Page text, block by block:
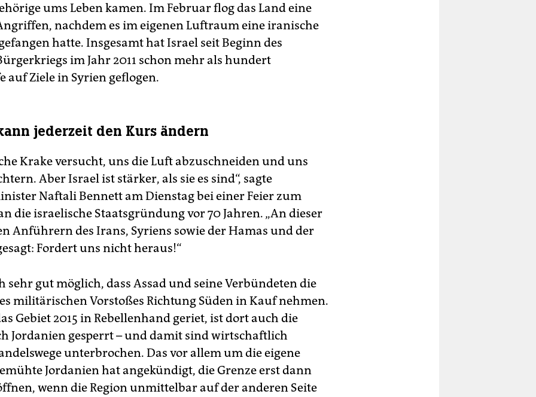
ums Leben kamen. Im Februar flog das Land eine
nachdem es im eigenen Luftraum eine iranische
hatte. Insgesamt hat Israel seit Beginn des
im Jahr 2011 schon mehr als hundert
auf Ziele in Syrien geflogen.
jederzeit den Kurs ändern
Krake versucht, uns die Luft abzuschneiden und uns
Aber Israel ist stärker, als sie es sind“, sagte
Naftali Bennett am Dienstag bei einer Feier zum
die israelische Staatsgründung vor 70 Jahren. „An dieser
Anführern des Irans, Syriens sowie der Hamas und der
Fordert uns nicht heraus!“
sehr gut möglich, dass Assad und seine Verbündeten die
militärischen Vorstoßes Richtung Süden in Kauf nehmen.
Gebiet 2015 in Rebellenhand geriet, ist dort auch die
Jordanien gesperrt – und damit sind wirtschaftlich
unterbrochen. Das vor allem um die eigene
Jordanien hat angekündigt, die Grenze erst dann
wenn die Region unmittelbar auf der anderen Seite